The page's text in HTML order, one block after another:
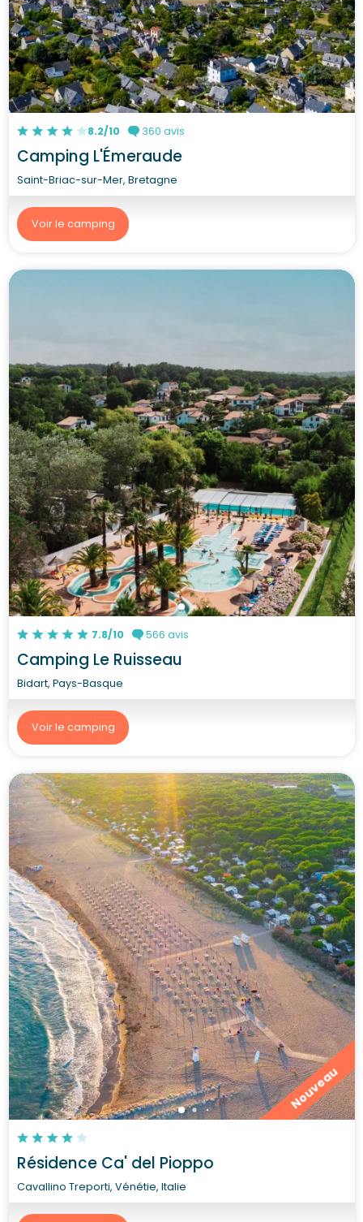
8.2/10 360 avis
Camping L'Émeraude
Saint-Briac-sur-Mer, Bretagne
Voir le camping
7.8/10 566 avis
Camping Le Ruisseau
Bidart, Pays-Basque
Voir le camping
Nouveau
Résidence Ca' del Pioppo
Cavallino Treporti, Vénétie, Italie